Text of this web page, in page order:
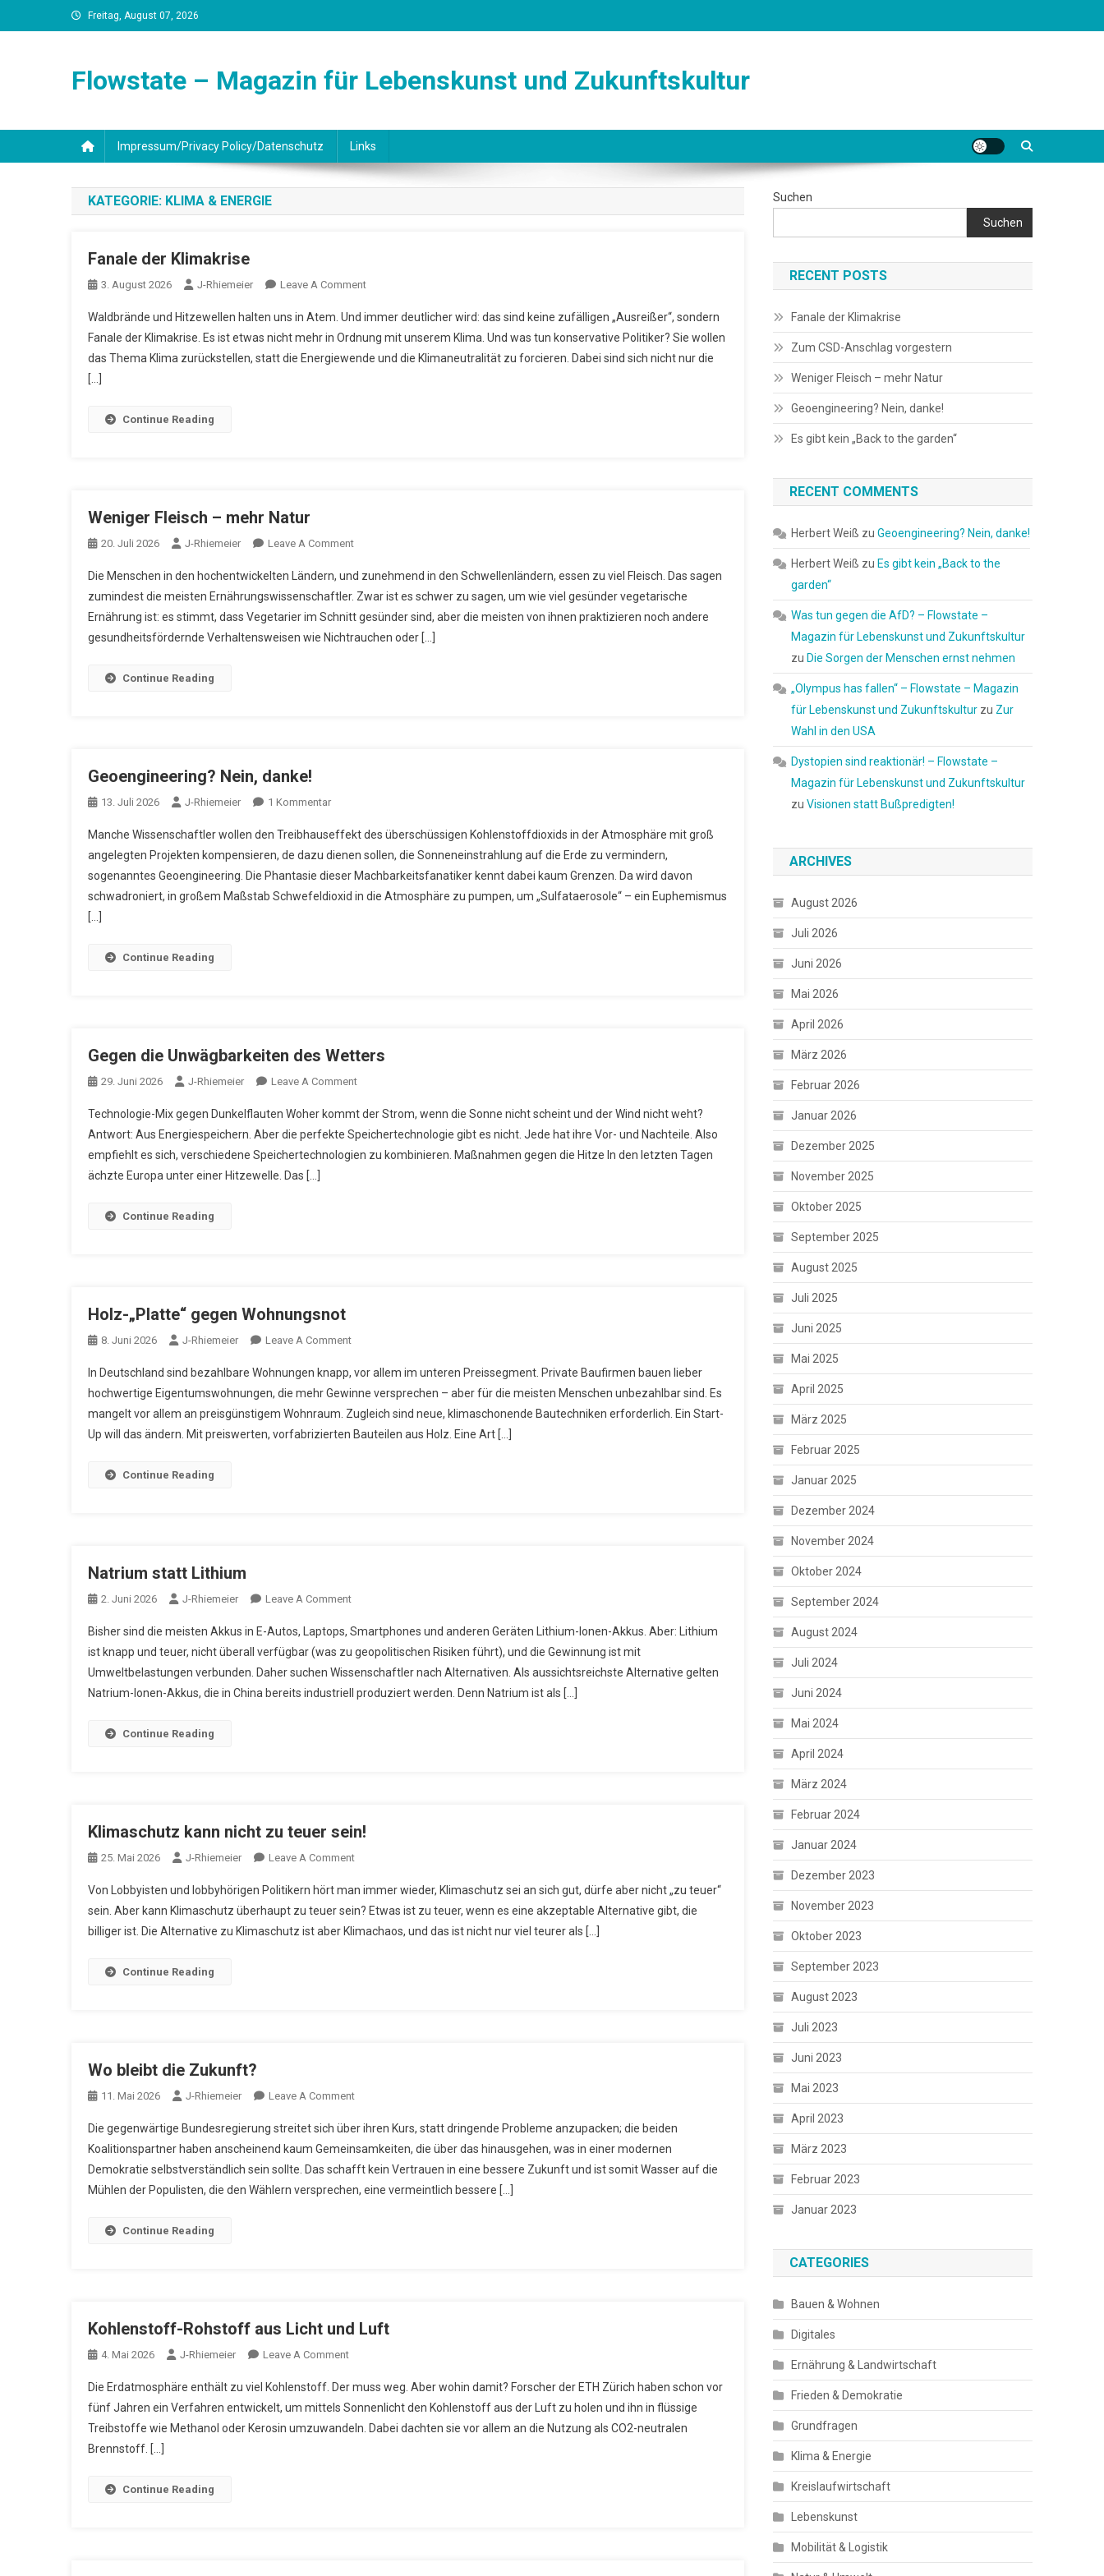
to
Freitag, August 07, 2026
Flowstate – Magazin für Lebenskunst und Zukunftskultur
Impressum/Privacy Policy/Datenschutz Links
KATEGORIE: KLIMA & ENERGIE
Fanale der Klimakrise
3. August 2026 J-Rhiemeier Leave A CommentOn
Der
Klimakrise
Waldbrände und Hitzewellen halten uns in Atem. Und immer deutlicher wird: das sind keine zufälligen „Ausreißer“, sondern
Fanale der Klimakrise. Es ist etwas nicht mehr in Ordnung mit unserem Klima. Und was tun konservative Politiker? Sie wollen
das Thema Klima zurückstellen, statt die Energiewende und die Klimaneutralität zu forcieren. Dabei sind sich nicht nur die
[…]
Continue Reading
Weniger Fleisch – mehr Natur
20. Juli 2026 J-Rhiemeier Leave A CommentOn
Fleisch
–
Mehr
Natur
Die Menschen in den hochentwickelten Ländern, und zunehmend in den Schwellenländern, essen zu viel Fleisch. Das sagen
zumindest die meisten Ernährungswissenschaftler. Zwar ist es schwer zu sagen, um wie viel gesünder vegetarische
Ernährung ist: es stimmt, dass Vegetarier im Schnitt gesünder sind, aber die meisten von ihnen praktizieren noch andere
gesundheitsfördernde Verhaltensweisen wie Nichtrauchen oder […]
Continue Reading
Geoengineering? Nein, danke!
13. Juli 2026 J-Rhiemeier 1 KommentarZu
Nein,
Danke!
Manche Wissenschaftler wollen den Treibhauseffekt des überschüssigen Kohlenstoffdioxids in der Atmosphäre mit groß
angelegten Projekten kompensieren, de dazu dienen sollen, die Sonneneinstrahlung auf die Erde zu vermindern,
sogenanntes Geoengineering. Die Phantasie dieser Machbarkeitsfanatiker kennt dabei kaum Grenzen. Da wird davon
schwadroniert, in großem Maßstab Schwefeldioxid in die Atmosphäre zu pumpen, um „Sulfataerosole“ – ein Euphemismus
[…]
Continue Reading
Gegen die Unwägbarkeiten des Wetters
29. Juni 2026 J-Rhiemeier Leave A CommentOn
Die
Unwägbarkeiten
Des
Technologie-Mix gegen Dunkelflauten Woher kommt der Strom, wenn die Sonne nicht scheint und der Wind nicht weht?
Antwort: Aus Energiespeichern. Aber die perfekte Speichertechnologie gibt es nicht. Jede hat ihre Vor- und Nachteile. Also
empfiehlt es sich, verschiedene Speichertechnologien zu kombinieren. Maßnahmen gegen die Hitze In den letzten Tagen
ächzte Europa unter einer Hitzewelle. Das […]
Continue Reading
Holz-„Platte“ gegen Wohnungsnot
8. Juni 2026 J-Rhiemeier Leave A CommentOn
„Platte“
Gegen
Wohnungsnot
In Deutschland sind bezahlbare Wohnungen knapp, vor allem im unteren Preissegment. Private Baufirmen bauen lieber
hochwertige Eigentumswohnungen, die mehr Gewinne versprechen – aber für die meisten Menschen unbezahlbar sind. Es
mangelt vor allem an preisgünstigem Wohnraum. Zugleich sind neue, klimaschonende Bautechniken erforderlich. Ein Start-
Up will das ändern. Mit preiswerten, vorfabrizierten Bauteilen aus Holz. Eine Art […]
Continue Reading
Natrium statt Lithium
2. Juni 2026 J-Rhiemeier Leave A CommentOn
Statt
Lithium
Bisher sind die meisten Akkus in E-Autos, Laptops, Smartphones und anderen Geräten Lithium-Ionen-Akkus. Aber: Lithium
ist knapp und teuer, nicht überall verfügbar (was zu geopolitischen Risiken führt), und die Gewinnung ist mit
Umweltbelastungen verbunden. Daher suchen Wissenschaftler nach Alternativen. Als aussichtsreichste Alternative gelten
Natrium-Ionen-Akkus, die in China bereits industriell produziert werden. Denn Natrium ist als […]
Continue Reading
Klimaschutz kann nicht zu teuer sein!
25. Mai 2026 J-Rhiemeier Leave A CommentOn
Kann
Nicht
Zu
Von Lobbyisten und lobbyhörigen Politikern hört man immer wieder, Klimaschutz sei an sich gut, dürfe aber nicht „zu teuer“
sein. Aber kann Klimaschutz überhaupt zu teuer sein? Etwas ist zu teuer, wenn es eine akzeptable Alternative gibt, die
billiger ist. Die Alternative zu Klimaschutz ist aber Klimachaos, und das ist nicht nur viel teurer als […]
Continue Reading
Wo bleibt die Zukunft?
11. Mai 2026 J-Rhiemeier Leave A CommentOn
Bleibt
Die
Zukunft?
Die gegenwärtige Bundesregierung streitet sich über ihren Kurs, statt dringende Probleme anzupacken; die beiden
Koalitionspartner haben anscheinend kaum Gemeinsamkeiten, die über das hinausgehen, was in einer modernen
Demokratie selbstverständlich sein sollte. Das schafft kein Vertrauen in eine bessere Zukunft und ist somit Wasser auf die
Mühlen der Populisten, die den Wählern versprechen, eine vermeintlich bessere […]
Continue Reading
Kohlenstoff-Rohstoff aus Licht und Luft
4. Mai 2026 J-Rhiemeier Leave A CommentOn
Rohstoff
Aus
Licht
Die Erdatmosphäre enthält zu viel Kohlenstoff. Der muss weg. Aber wohin damit? Forscher der ETH Zürich haben schon vor
fünf Jahren ein Verfahren entwickelt, um mittels Sonnenlicht den Kohlenstoff aus der Luft zu holen und ihn in flüssige
Treibstoffe wie Methanol oder Kerosin umzuwandeln. Dabei dachten sie vor allem an die Nutzung als CO2-neutralen
Brennstoff. […]
Continue Reading
Suchen
Suchen
RECENT POSTS
Fanale der Klimakrise
Zum CSD-Anschlag vorgestern
Weniger Fleisch – mehr Natur
Geoengineering? Nein, danke!
Es gibt kein „Back to the garden“
RECENT COMMENTS
Herbert Weiß zuGeoengineering? Nein, danke!
Herbert Weiß zu Es gibt kein „Back to the
garden“
Was tun gegen die AfD? – Flowstate –
Magazin für Lebenskunst und Zukunftskultur
zu Die Sorgen der Menschen ernst nehmen
„Olympus has fallen“ – Flowstate – Magazin
für Lebenskunst und Zukunftskultur zu Zur
Wahl in den USA
Dystopien sind reaktionär! – Flowstate –
Magazin für Lebenskunst und Zukunftskultur
zuVisionen statt Bußpredigten!
ARCHIVES
August 2026
Juli 2026
Juni 2026
Mai 2026
April 2026
März 2026
Februar 2026
Januar 2026
Dezember 2025
November 2025
Oktober 2025
September 2025
August 2025
Juli 2025
Juni 2025
Mai 2025
April 2025
März 2025
Februar 2025
Januar 2025
Dezember 2024
November 2024
Oktober 2024
September 2024
August 2024
Juli 2024
Juni 2024
Mai 2024
April 2024
März 2024
Februar 2024
Januar 2024
Dezember 2023
November 2023
Oktober 2023
September 2023
August 2023
Juli 2023
Juni 2023
Mai 2023
April 2023
März 2023
Februar 2023
Januar 2023
CATEGORIES
Bauen & Wohnen
Digitales
Ernährung & Landwirtschaft
Frieden & Demokratie
Grundfragen
Klima & Energie
Kreislaufwirtschaft
Lebenskunst
Mobilität & Logistik